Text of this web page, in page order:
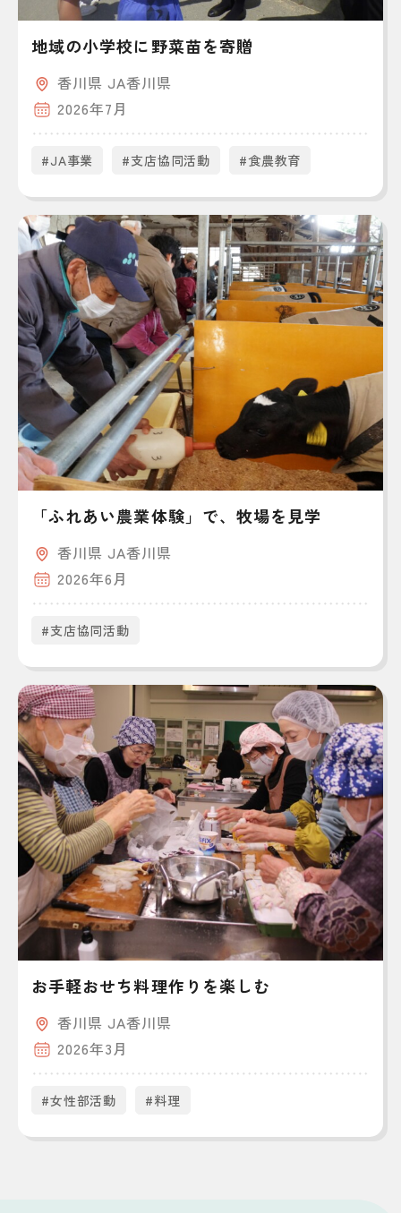
地域の小学校に野菜苗を寄贈
香川県 JA香川県
2026年7月
#JA事業 #支店協同活動 #食農教育
「ふれあい農業体験」で、牧場を見学
香川県 JA香川県
2026年6月
#支店協同活動
お手軽おせち料理作りを楽しむ
香川県 JA香川県
2026年3月
#女性部活動 #料理